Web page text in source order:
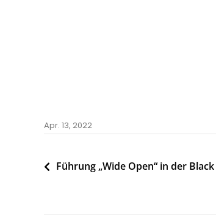
Apr. 13, 2022
Beitragsnavigation
Führung „Wide Open“ in der